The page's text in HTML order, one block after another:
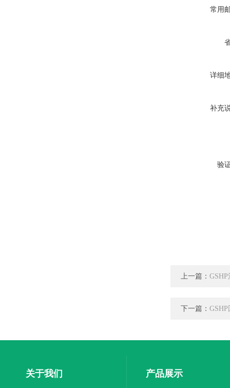
常用
详细
补充
验
上一篇：
下一篇：
关于我们 产品展示